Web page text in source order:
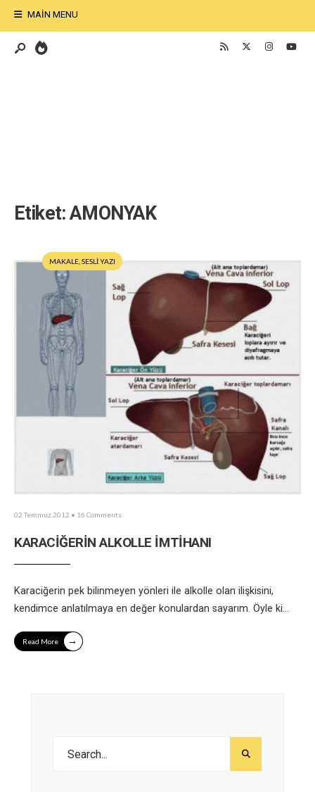
MAIN MENU
Etiket:AMONYAK
MAKALE SESLİ YAZI
02 Temmuz 2012 • 16 Comments
KARACİĞERİN ALKOLLE İMTİHANI
Karaciğerin pek bilinmeyen yönleri ile alkolle olan ilişkisini,
kendimce anlatılmaya en değer konulardan sayarım. Öyle ki...
Read More →